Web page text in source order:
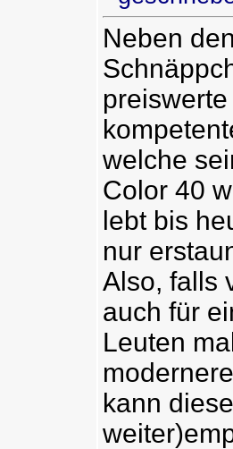
Neben
welche
Color 40
lebt bis
nur
Also, falls
auch für
Leuten
kann